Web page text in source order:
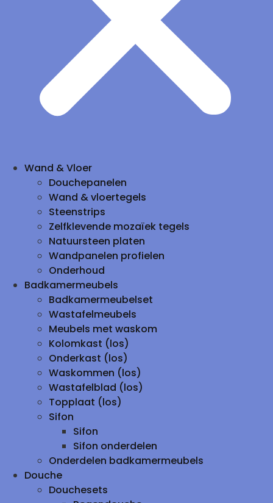
Wand & Vloer
Douchepanelen
Wand & vloertegels
Steenstrips
Zelfklevende mozaïek tegels
Natuursteen platen
Wandpanelen profielen
Onderhoud
Badkamermeubels
Badkamermeubelset
Wastafelmeubels
Meubels met waskom
Kolomkast (los)
Onderkast (los)
Waskommen (los)
Wastafelblad (los)
Topplaat (los)
Sifon
Sifon
Sifon onderdelen
Onderdelen badkamermeubels
Douche
Douchesets